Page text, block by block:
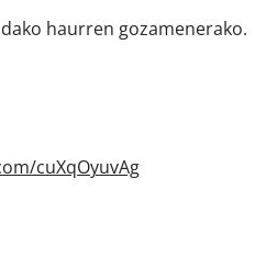
haurren gozamenerako.
cuXqOyuvAg